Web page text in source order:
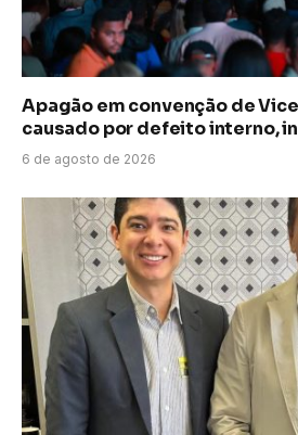
Apagão em convenção de
causado por defeito interno,
6 de agosto de 2026